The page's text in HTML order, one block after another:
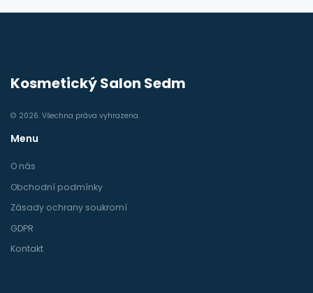
Kosmetický Salon Sedm
© 2026. Všechna práva vyhrazena.
Menu
O nás
Obchodní podmínky
Zásady ochrany soukromí
GDPR
Kontakt